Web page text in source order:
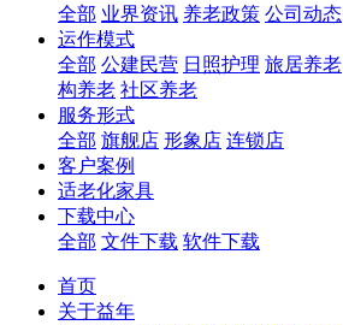
全部 业界资讯 养老政策 公司动态
运作模式
全部 公建民营 日照护理 旅居养老
构养老 社区养老
服务形式
全部 旗舰店 形象店 连锁店
客户案例
适老化家具
下载中心
全部 文件下载 软件下载
首页
关于益年